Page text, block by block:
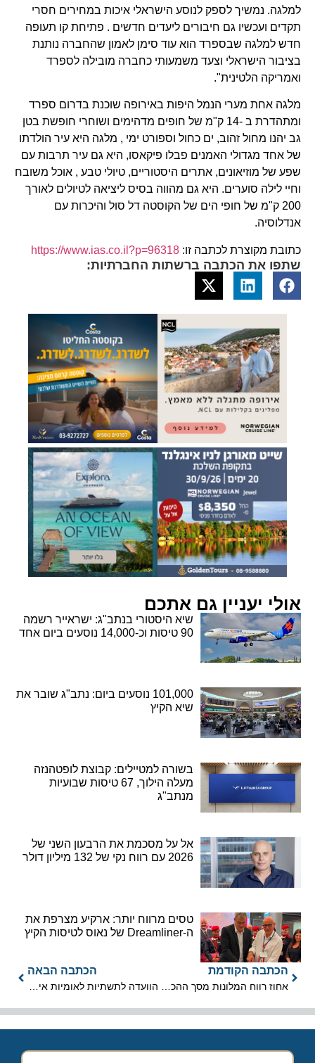
למלגה. נמשיך לספק לנוסע הישראלי איכות במחירים חסרי
תקדים ועכשיו גם חיבורים ליעדים חדשים . פתיחת קו תעופה
חדש למלגה שבספרד הוא עוד סימן לאמון שהחברה נותנת
בציבור הישראלי וצעד משמעותי כחברה מובילה לספרד
ואמריקה הלטינית".
מלגה אחת מערי הנמל היפות באירופה שוכנת בדרום ספרד
ומתהדרת ב -14 ק"מ של חופים מדהימים ושוחרי חופשת בטן
גב יהנו מחול זהוב, ים כחול וספורט ימי , מלגה היא עיר הולדתו
של אחד מגדולי האמנים פבלו פיקאסו, היא גם עיר תרבות עם
שפע של מוזיאונים, אתרים היסטוריים, טיולי טבע , אוכל משובח
וחיי לילה סוערים. היא גם מהווה בסיס ליציאה לטיולים לאורך
200 ק"מ של חופי הים של הקוסטה דל סול והיכרות עם
אנדלוסיה.
כתובת מקוצרת לכתבה זו: https://www.ias.co.il?p=96318
שתפו את הכתבה ברשתות החברתיות:
אולי יעניין גם אתכם
שיא היסטורי בנתב"ג: ישראייר רשמה
90 טיסות וכ-14,000 נוסעים ביום אחד
101,000 נוסעים ביום: נתב"ג שובר את
שיא הקיץ
בשורה למטיילים: קבוצת לופטהנזה
מעלה הילוך, 67 טיסות שבועיות
מנתב"ג
אל על מסכמת את הרבעון השני של
2026 עם רווח נקי של 132 מיליון דולר
טסים מרווח יותר: ארקיע מצרפת את
ה-Dreamliner של נאוס לטיסות הקיץ
הכתבה הקודמת הכתבה הבאה